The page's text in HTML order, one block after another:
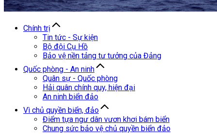
Chính trị
Tin tức - Sự kiện
Bộ đội Cụ Hồ
Bảo vệ nền tảng tư tưởng của Đảng
Quốc phòng - An ninh
Quân sự - Quốc phòng
Hải quân chính quy, hiện đại
An ninh biển đảo
Vì chủ quyền biển, đảo
Điểm tựa ngư dân vươn khơi bám biển
Chung sức bảo vệ chủ quyền biển đảo